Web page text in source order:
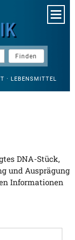
· LEBENSMITTEL
DNA-Stück,
und Ausprägung
Informationen